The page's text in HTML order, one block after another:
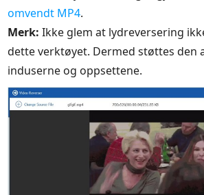
omvendt MP4.
Merk: Ikke glem at lydreversering
dette verktøyet. Dermed støttes den
induserne og oppsettene.